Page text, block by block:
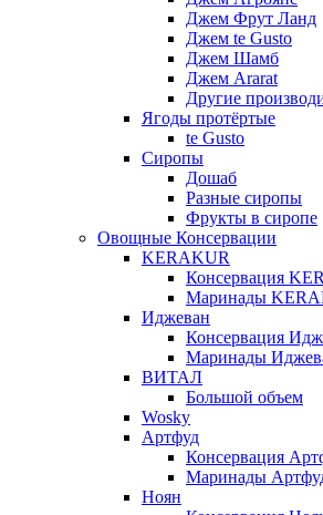
Джем Фрут Ланд
Джем te Gusto
Джем Шамб
Джем Ararat
Другие
Ягоды протёртые
te Gusto
Сиропы
Дошаб
Разные сиропы
Фрукты в сиропе
Овощные Консервации
KERAKUR
Консервация
Маринады
Иджеван
Консервация
Маринады
ВИТАЛ
Большой объем
Wosky
Артфуд
Консервация
Маринады
Ноян